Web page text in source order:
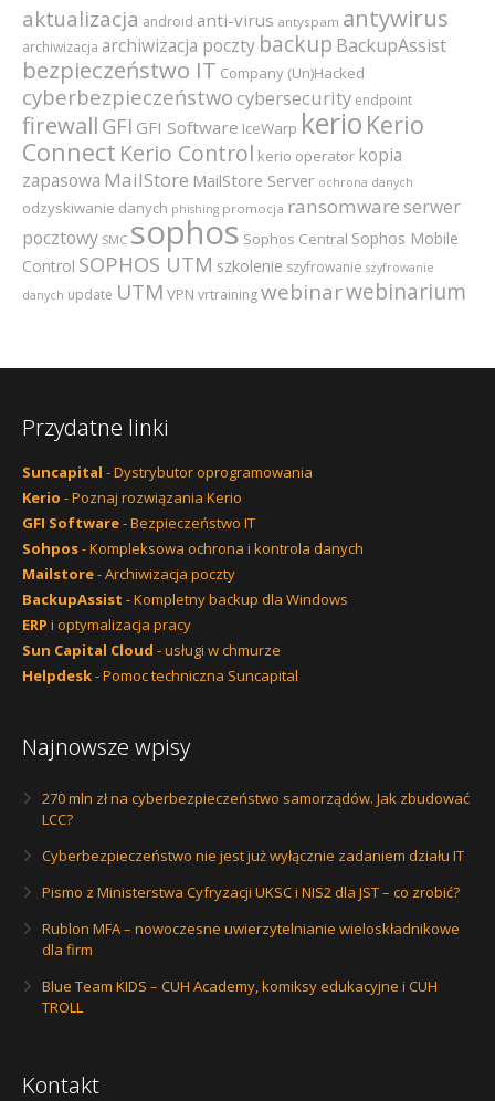
aktualizacja android anti-virus antyspam antywirus
archiwizacja archiwizacja poczty backup BackupAssist
bezpieczeństwo IT Company (Un)Hacked
cyberbezpieczeństwocybersecurity endpoint
firewall GFI GFI Software IceWarp kerio Kerio
Connect Kerio Control kerio operator kopia
zapasowa MailStore MailStore Server ochrona danych
odzyskiwanie danych phishing promocja ransomware serwer
pocztowy SMC sophos Sophos Central Sophos Mobile
Control SOPHOS UTM szkolenie szyfrowanie szyfrowanie
danych update UTM VPN vrtrainingwebinarwebinarium
Przydatne linki
Suncapital - Dystrybutor oprogramowania
Kerio - Poznaj rozwiązania Kerio
GFI Software- Bezpieczeństwo IT
Sohpos- Kompleksowa ochrona i kontrola danych
Mailstore- Archiwizacja poczty
BackupAssist - Kompletny backup dla Windows
ERP i optymalizacja pracy
Sun Capital Cloud - usługi w chmurze
Helpdesk- Pomoc techniczna Suncapital
Najnowsze wpisy
270 mln zł na cyberbezpieczeństwo samorządów. Jak zbudować
LCC?
Cyberbezpieczeństwo nie jest już wyłącznie zadaniem działu IT
Pismo z Ministerstwa Cyfryzacji UKSC i NIS2 dla JST – co zrobić?
Rublon MFA – nowoczesne uwierzytelnianie wieloskładnikowe
dla firm
Blue Team KIDS – CUH Academy, komiksy edukacyjne i CUH
TROLL
Kontakt